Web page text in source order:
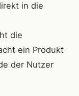
in die
die
ein Produkt
der Nutzer